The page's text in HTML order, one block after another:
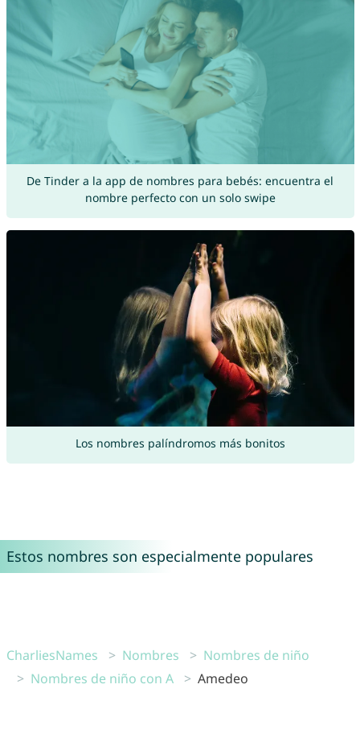
De Tinder a la app de nombres para bebés: encuentra el
nombre perfecto con un solo swipe
Los nombres palíndromos más bonitos
Estos nombres son especialmente populares
CharliesNames Nombres
Nombres de niño
Nombres de niño con A
Amedeo